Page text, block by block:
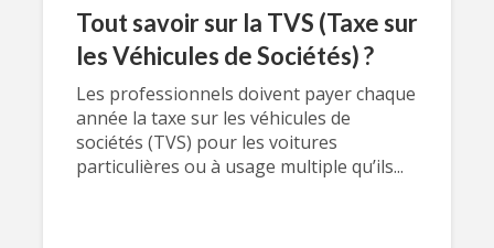
Tout savoir sur la TVS (Taxe sur
les Véhicules de Sociétés) ?
Les professionnels doivent payer chaque
année la taxe sur les véhicules de
sociétés (TVS) pour les voitures
particulières ou à usage multiple qu’ils...